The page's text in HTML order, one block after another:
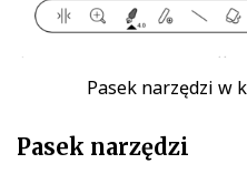
Pasek narzędzi w
Pasek narzędzi